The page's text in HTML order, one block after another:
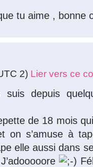
tu aime , bonne
2) Lier vers ce
suis depuis
de 18 mois
on s’amuse à
elle aussi dans